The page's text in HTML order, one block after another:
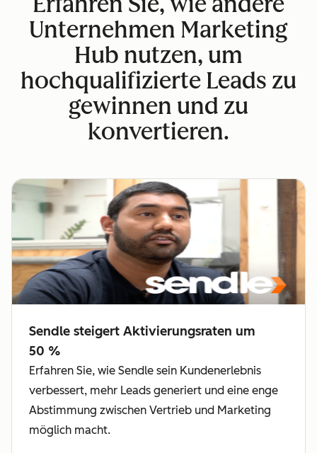
Unternehmen Marketing
Hub nutzen, um
hochqualifizierte Leads zu
gewinnen und zu
konvertieren.
Sendle steigert Aktivierungsraten um
50 %
Erfahren Sie, wie Sendle sein Kundenerlebnis
verbessert, mehr Leads generiert und eine enge
Abstimmung zwischen Vertrieb und Marketing
möglich macht.